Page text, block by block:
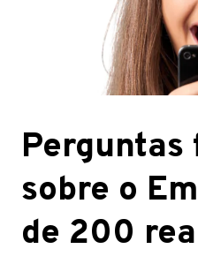
sobre o
de 200